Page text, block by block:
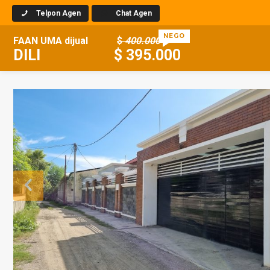
Telpon Agen Chat Agen
FAAN UMA dijual
DILI
$400.000
$ 395.000
NEGO